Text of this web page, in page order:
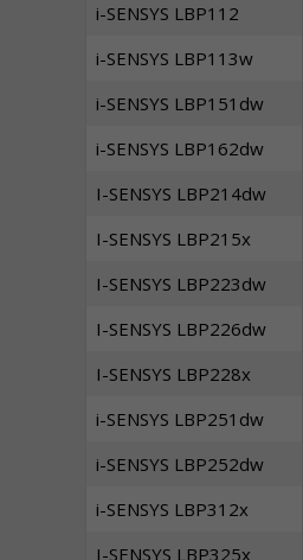
i-SENSYS LBP112
i-SENSYS LBP113w
i-SENSYS LBP151dw
i-SENSYS LBP162dw
I-SENSYS LBP214dw
I-SENSYS LBP215x
I-SENSYS LBP223dw
I-SENSYS LBP226dw
I-SENSYS LBP228x
i-SENSYS LBP251dw
i-SENSYS LBP252dw
i-SENSYS LBP312x
I-SENSYS LBP325x